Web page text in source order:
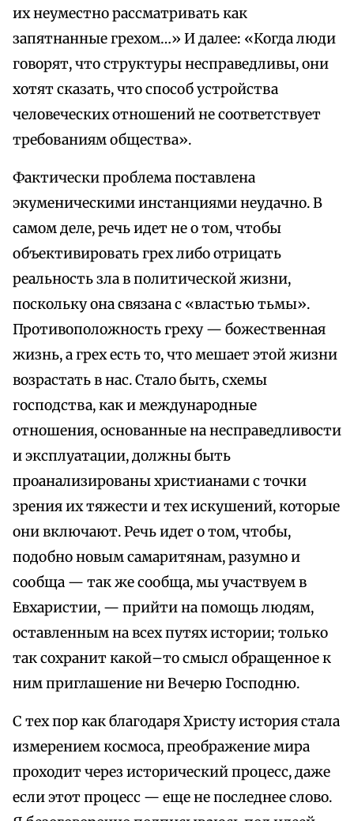
их неуместно рассматривать как
запятнанные грехом…» И далее: «Когда люди
говорят, что структуры несправедливы, они
хотят сказать, что способ устройства
человеческих отношений не соответствует
требованиям общества».
Фактически проблема поставлена
экуменическими инстанциями неудачно. В
самом деле, речь идет не о том, чтобы
объективировать грех либо отрицать
реальность зла в политической жизни,
поскольку она связана с «властью тьмы».
Противоположность греху — божественная
жизнь, а грех есть то, что мешает этой жизни
возрастать в нас. Стало быть, схемы
господства, как и международные
отношения, основанные на несправедливости
и эксплуатации, должны быть
проанализированы христианами с точки
зрения их тяжести и тех искушений, которые
они включают. Речь идет о том, чтобы,
подобно новым самаритянам, разумно и
сообща — так же сообща, мы участвуем в
Евхаристии, — прийти на помощь людям,
оставленным на всех путях истории; только
так сохранит какой–то смысл обращенное к
ним приглашение ни Вечерю Господню.
С тех пор как благодаря Христу история стала
измерением космоса, преображение мира
проходит через исторический процесс, даже
если этот процесс — еще не последнее слово.